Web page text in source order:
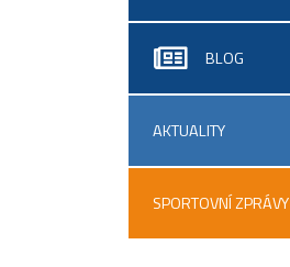
BLOG
AKTUALITY
SPORTOVNÍ ZPRÁVY